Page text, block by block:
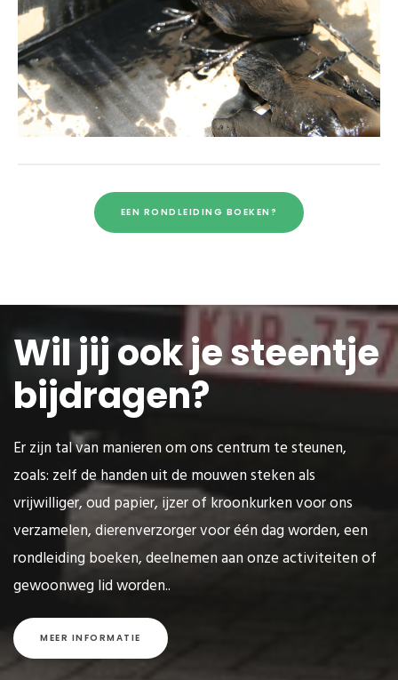
EEN RONDLEIDING BOEKEN?
Wil jij ook je steentje
bijdragen?
Er zijn tal van manieren om ons centrum te steunen,
zoals: zelf de handen uit de mouwen steken als
vrijwilliger, oud papier, ijzer of kroonkurken voor ons
verzamelen, dierenverzorger voor één dag worden, een
rondleiding boeken, deelnemen aan onze activiteiten of
gewoonweg lid worden..
MEER INFORMATIE